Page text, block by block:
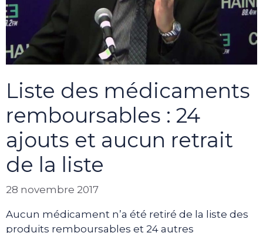
Liste des médicaments
remboursables : 24
ajouts et aucun retrait
de la liste
28 novembre 2017
Aucun médicament n’a été retiré de la liste des
produits remboursables et 24 autres